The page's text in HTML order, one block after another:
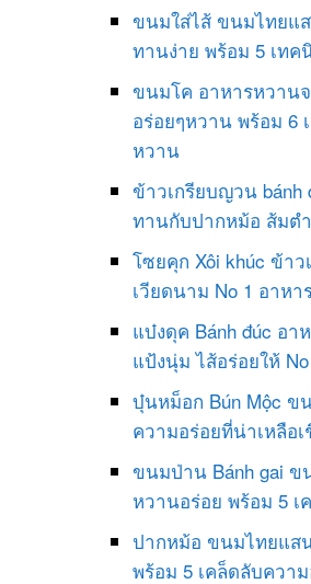
ขนมใส่ไส้ ขนมไทยแ
ทานง่าย พร้อม 5 เท
ขนมโค อาหารหวาน
อร่อยๆหวาน พร้อม 6
หวาน
ข้าวเกรียบญวน bánh
ทานกับปากหม้อ ส้มต
โซยคุก Xôi khúc ข้า
เวียดนาม No 1 อาหา
แบ๋งดุค Bánh đúc อา
แป้งนุ่ม ไส้อร่อยให้ No
บุ๋นหม็อก Bún Mộc ข
ความอร่อยที่น่าเหลือเ
ขนมป่าน Bánh gai ข
หวานอร่อย พร้อม 5 เ
ปากหม้อ ขนมไทยแส
พร้อม 5 เคล็ดลับควา